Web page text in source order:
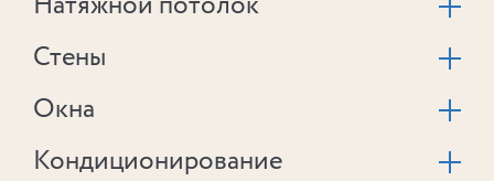
Стены
Окна
Кондиционирование